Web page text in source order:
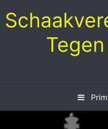
to
content